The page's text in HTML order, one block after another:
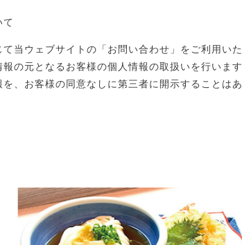
当ウェブサイトの「お問い合わせ」をご利用いた
の元となるお客様の個人情報の取扱いを行います
、お客様の同意なしに第三者に開示することはあ